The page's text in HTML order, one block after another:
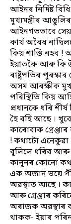
আইনৰ নিৰ্দিষ্ট
মুখ্যমন্ত্ৰীৰ
আইনগতভাবে সেয়া
কাৰ্য অবৈধ
কিয় শাস্তি নহব
ইয়াতকৈ আৰু কি
ৰাষ্ট্ৰপতিৰ
অসম আৰক্ষীক
পৰিস্থিতি কিয়
প্ৰধানকে ধৰি
হৈ বহি আছে ।
কাৰোবাক
! কথাটো এনেকুৱা
বুলিলে ধৰিব আৰু
কানুনৰ কোনো
এক অজান ভয়ে
অৱস্থাত আছে ।
আৰু গ্ৰেপ্তাৰ
অৰাজক অৱস্থাৰ
থাকক- ইয়াৰ